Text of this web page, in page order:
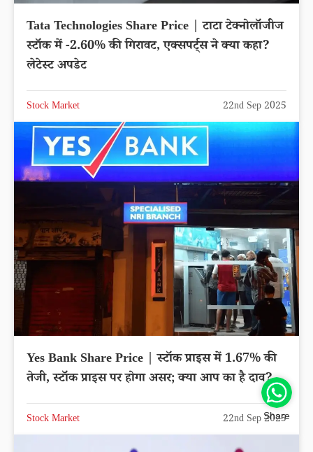
Tata Technologies Share Price | टाटा टेक्नोलॉजीज
स्टॉक में -2.60% की गिरावट, एक्सपर्ट्स ने क्या कहा?
लेटेस्ट अपडेट
Stock Market 22nd Sep 2025
Yes Bank Share Price | स्टॉक प्राइस में 1.67% की
Share